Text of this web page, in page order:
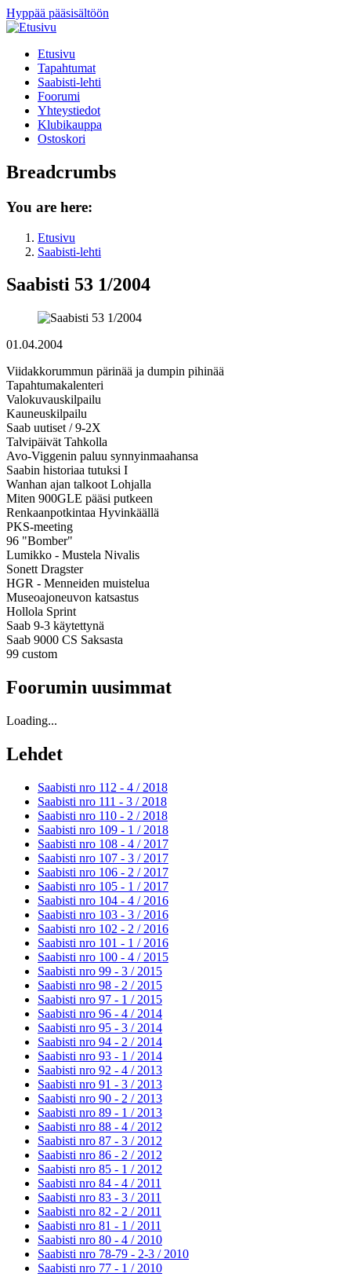
Hyppää pääsisältöön
Etusivu
Tapahtumat
Saabisti-lehti
Foorumi
Yhteystiedot
Klubikauppa
Ostoskori
Breadcrumbs
You are here:
Etusivu
Saabisti-lehti
Saabisti 53 1/2004
01.04.2004
Viidakkorummun pärinää ja dumpin pihinää
Tapahtumakalenteri
Valokuvauskilpailu
Kauneuskilpailu
Saab uutiset / 9-2X
Talvipäivät Tahkolla
Avo-Viggenin paluu synnyinmaahansa
Saabin historiaa tutuksi I
Wanhan ajan talkoot Lohjalla
Miten 900GLE pääsi putkeen
Renkaanpotkintaa Hyvinkäällä
PKS-meeting
96 "Bomber"
Lumikko - Mustela Nivalis
Sonett Dragster
HGR - Menneiden muistelua
Museoajoneuvon katsastus
Hollola Sprint
Saab 9-3 käytettynä
Saab 9000 CS Saksasta
99 custom
Foorumin uusimmat
Loading...
Lehdet
Saabisti nro 112 - 4 / 2018
Saabisti nro 111 - 3 / 2018
Saabisti nro 110 - 2 / 2018
Saabisti nro 109 - 1 / 2018
Saabisti nro 108 - 4 / 2017
Saabisti nro 107 - 3 / 2017
Saabisti nro 106 - 2 / 2017
Saabisti nro 105 - 1 / 2017
Saabisti nro 104 - 4 / 2016
Saabisti nro 103 - 3 / 2016
Saabisti nro 102 - 2 / 2016
Saabisti nro 101 - 1 / 2016
Saabisti nro 100 - 4 / 2015
Saabisti nro 99 - 3 / 2015
Saabisti nro 98 - 2 / 2015
Saabisti nro 97 - 1 / 2015
Saabisti nro 96 - 4 / 2014
Saabisti nro 95 - 3 / 2014
Saabisti nro 94 - 2 / 2014
Saabisti nro 93 - 1 / 2014
Saabisti nro 92 - 4 / 2013
Saabisti nro 91 - 3 / 2013
Saabisti nro 90 - 2 / 2013
Saabisti nro 89 - 1 / 2013
Saabisti nro 88 - 4 / 2012
Saabisti nro 87 - 3 / 2012
Saabisti nro 86 - 2 / 2012
Saabisti nro 85 - 1 / 2012
Saabisti nro 84 - 4 / 2011
Saabisti nro 83 - 3 / 2011
Saabisti nro 82 - 2 / 2011
Saabisti nro 81 - 1 / 2011
Saabisti nro 80 - 4 / 2010
Saabisti nro 78-79 - 2-3 / 2010
Saabisti nro 77 - 1 / 2010